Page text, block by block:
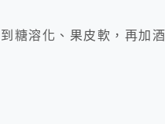
糖溶化、果皮軟，再加酒